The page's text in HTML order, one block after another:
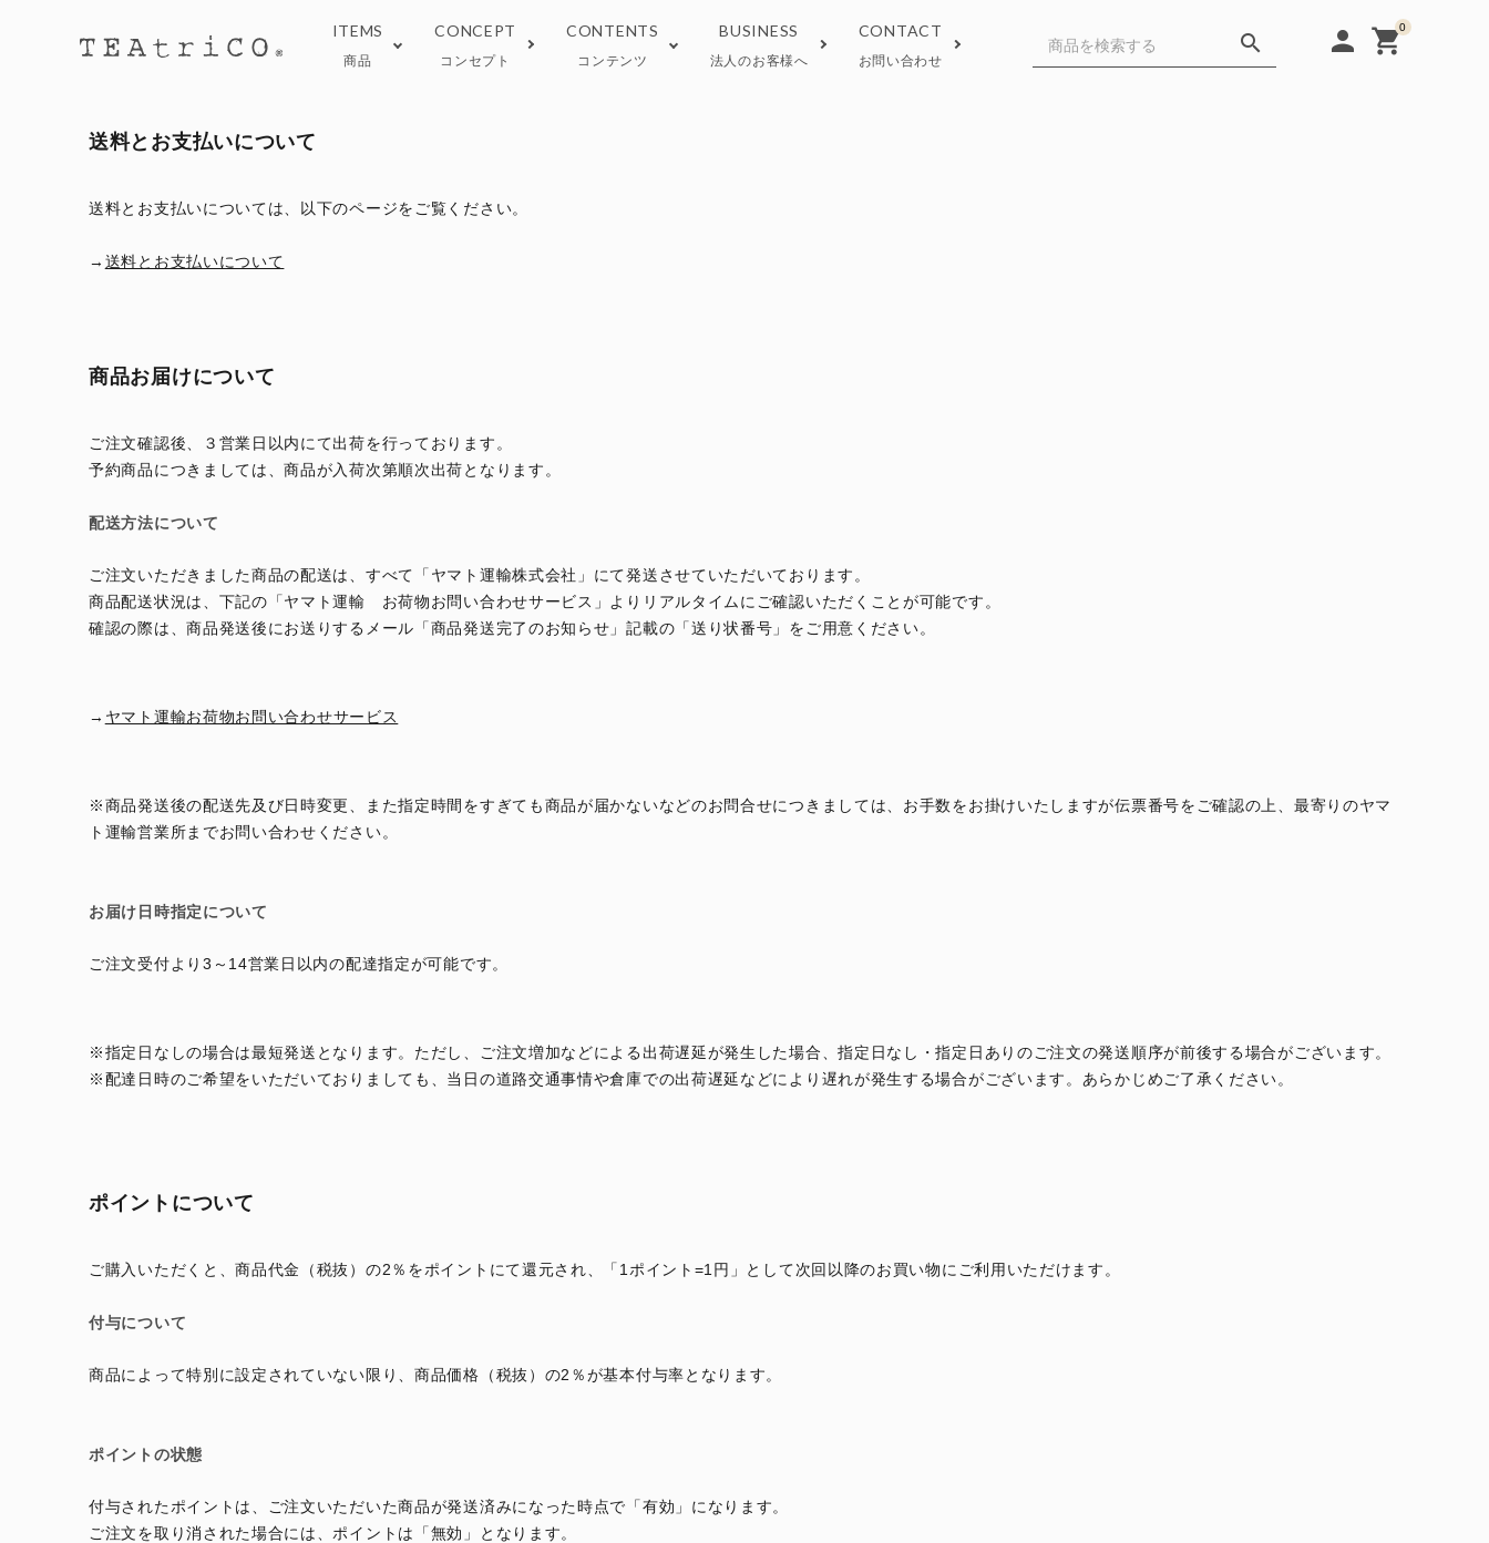
ITEMS
商品
TeaEAT
CONCEPT
コンセプト
CONTENTS
コンテンツ
ブログ
BUSINESS
法人のお客様へ
CONTACT
お問い合わせ
search person 0
shopping_cart
送料とお支払いについて
送料とお支払いについては、以下のページをご覧ください。
→ 送料とお支払いについて
商品お届けについて
ご注文確認後、３営業日以内にて出荷を行っております。
予約商品につきましては、商品が入荷次第順次出荷となります。
配送方法について
ご注文いただきました商品の配送は、すべて「ヤマト運輸株式会社」にて発送させていただいております。
商品配送状況は、下記の「ヤマト運輸 お荷物お問い合わせサービス」よりリアルタイムにご確認いただくことが可能です。
確認の際は、商品発送後にお送りするメール「商品発送完了のお知らせ」記載の「送り状番号」をご用意ください。
→ ヤマト運輸お荷物お問い合わせサービス
※商品発送後の配送先及び日時変更、また指定時間をすぎても商品が届かないなどのお問合せにつきましては、お手数をお掛けいたしますが伝票番号をご確認の上、最寄りのヤマ
ト運輸営業所までお問い合わせください。
お届け日時指定について
ご注文受付より3～14営業日以内の配達指定が可能です。
※指定日なしの場合は最短発送となります。ただし、ご注文増加などによる出荷遅延が発生した場合、指定日なし・指定日ありのご注文の発送順序が前後する場合がございます。
※配達日時のご希望をいただいておりましても、当日の道路交通事情や倉庫での出荷遅延などにより遅れが発生する場合がございます。あらかじめご了承ください。
ポイントについて
ご購入いただくと、商品代金（税抜）の2％をポイントにて還元され、「1ポイント=1円」として次回以降のお買い物にご利用いただけます。
付与について
商品によって特別に設定されていない限り、商品価格（税抜）の2％が基本付与率となります。
ポイントの状態
付与されたポイントは、ご注文いただいた商品が発送済みになった時点で「有効」になります。
ご注文を取り消された場合には、ポイントは「無効」となります。